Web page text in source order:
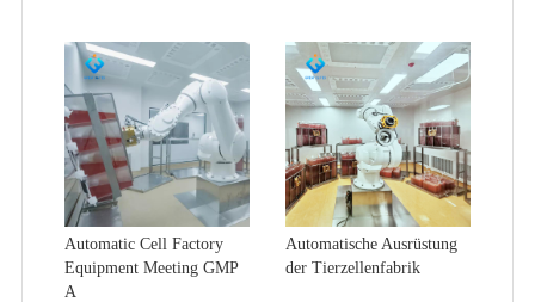
Automatic Cell Factory
Equipment Meeting GMP
A
Automatische Ausrüstung
der Tierzellenfabrik